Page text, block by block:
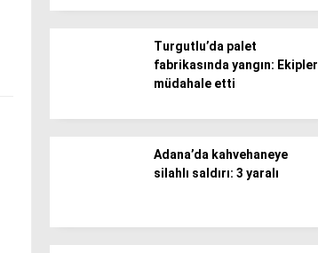
Turgutlu’da palet
fabrikasında yangın: Ekipler
müdahale etti
Adana’da kahvehaneye
silahlı saldırı: 3 yaralı